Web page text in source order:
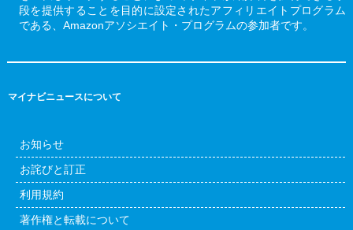
段を提供することを目的に設定されたアフィリエイトプログラム
である、Amazonアソシエイト・プログラムの参加者です。
マイナビニュースについて
お知らせ
お詫びと訂正
利用規約
著作権と転載について